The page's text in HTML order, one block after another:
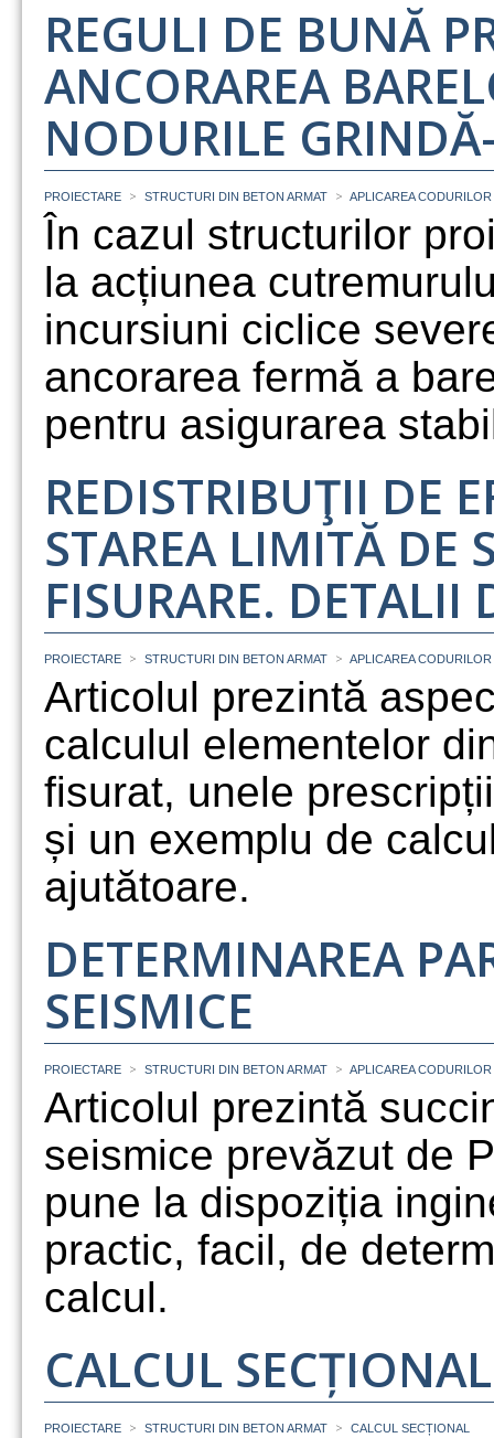
REGULI DE BUNĂ
ANCORAREA
NODURILE
PROIECTARE > STRUCTURI DIN BETON ARMAT > APLICAREA
În cazul structurilor
la acțiunea
incursiuni ciclice
ancorarea fermă a
pentru asigurarea
REDISTRIBUŢII DE
STAREA LIMITĂ DE
FISURARE. DETALII
PROIECTARE > STRUCTURI DIN BETON ARMAT > APLICAREA
Articolul prezintă
calculul elementelor
fisurat, unele
și un exemplu de
ajutătoare.
DETERMINAREA
SEISMICE
PROIECTARE > STRUCTURI DIN BETON ARMAT > APLICAREA
Articolul prezintă
seismice prevăzut de
pune la dispoziția
practic, facil, de
calcul.
CALCUL
PROIECTARE > STRUCTURI DIN BETON ARMAT > CALCUL SECȚIONAL